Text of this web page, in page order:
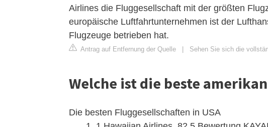
Airlines die Fluggesellschaft mit der größten
europäische Luftfahrtunternehmen ist der
Flugzeuge betrieben hat.
Antrag auf Entfernung der Quelle Sehen Sie sich die
Welche ist die beste
Die besten Fluggesellschaften in USA